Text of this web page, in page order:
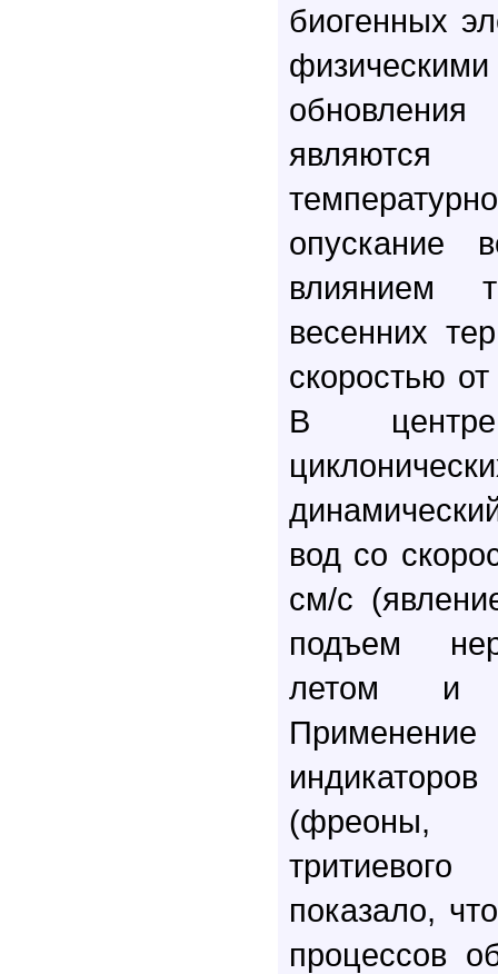
биогенных
являются
опускание
влиянием
весенних
скоростью
В центре
вод со
см/с
подъем
летом и
(фреоны,
показало,
процессов